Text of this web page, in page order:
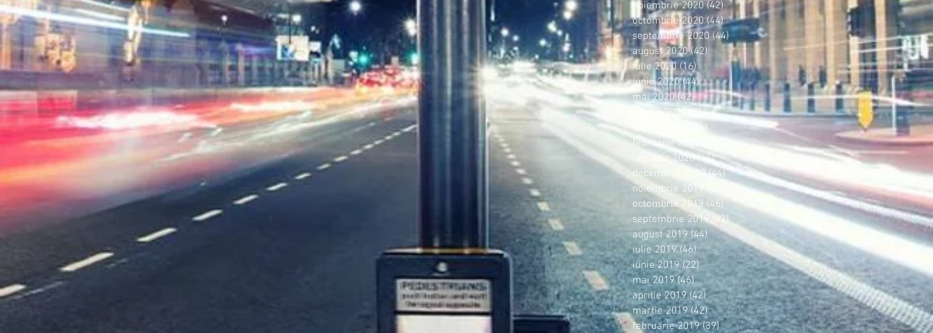
noiembrie 2020 (42) 42 postări
octombrie 2020 (44)44 postări
septembrie 2020 (44)44 postări
august 2020 (42)42 postări
iulie 2020 (16)16 postări
iunie 2020 (44)44 postări
mai 2020 (42)42 postări
aprilie 2020 (36)36 postări
martie 2020
(44) 44 postări
februarie 2020
38 postări
ianuarie 2020 (46)46 postări
decembrie 2019 (44)44 postări
noiembrie 2019
42 postări
octombrie 2019 (46) 46 postări
septembrie 2019 (42)42 postări
august 2019 (44) 44 postări
iulie 2019 (46) 46 postări
iunie 2019 (22) 22 postări
mai 2019 (46)46 postări
aprilie 2019 (42)42 postări
martie 2019 (42)42 postări
februarie 2019 (39)39 postări